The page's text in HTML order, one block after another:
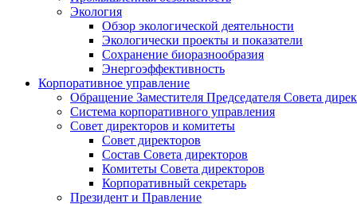
Экология
Обзор экологической деятельности
Экологически проекты и показатели
Сохранение биоразнообразия
Энергоэффективность
Корпоративное управление
Обращение Заместителя Председателя Совета
Система корпоративного управления
Совет директоров и комитеты
Совет директоров
Состав Совета директоров
Комитеты Совета директоров
Корпоративный секретарь
Президент и Правление